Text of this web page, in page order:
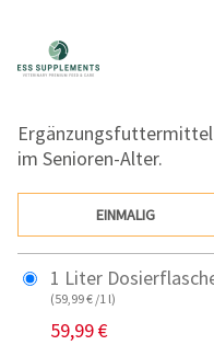
im Senioren-Alter.
EINMALIG
1 Liter
(59,99 € /1 l)
59,99 €